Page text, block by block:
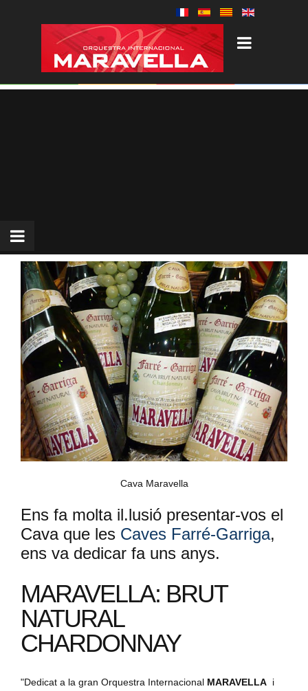
Cava Maravella
Ens fa molta il.lusió presentar-vos el
Cava que les Caves Farré-Garriga,
ens va dedicar fa uns anys.
MARAVELLA: BRUT
NATURAL
CHARDONNAY
"Dedicat a la gran Orquestra Internacional MARAVELLA i